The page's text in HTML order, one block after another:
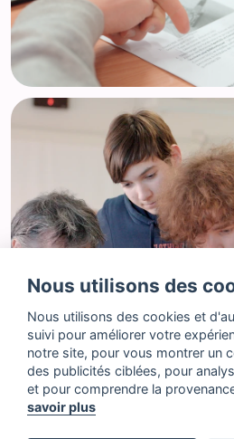
Nous utilisons des
Nous utilisons des cookies et
suivi pour améliorer votre
notre site, pour vous montrer un
des publicités ciblées, pour
et pour comprendre la
savoir plus